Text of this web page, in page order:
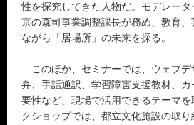
性を探究してきた人物だ。モデレー
京の森司事業調整課長が務め、教育、
ながら「居場所」の未来を探る。
このほか、セミナーでは、ウェブデ
弁、手話通訳、学習障害支援教材、
要性など、現場で活用できるテーマ
クショップでは、都立文化施設の取